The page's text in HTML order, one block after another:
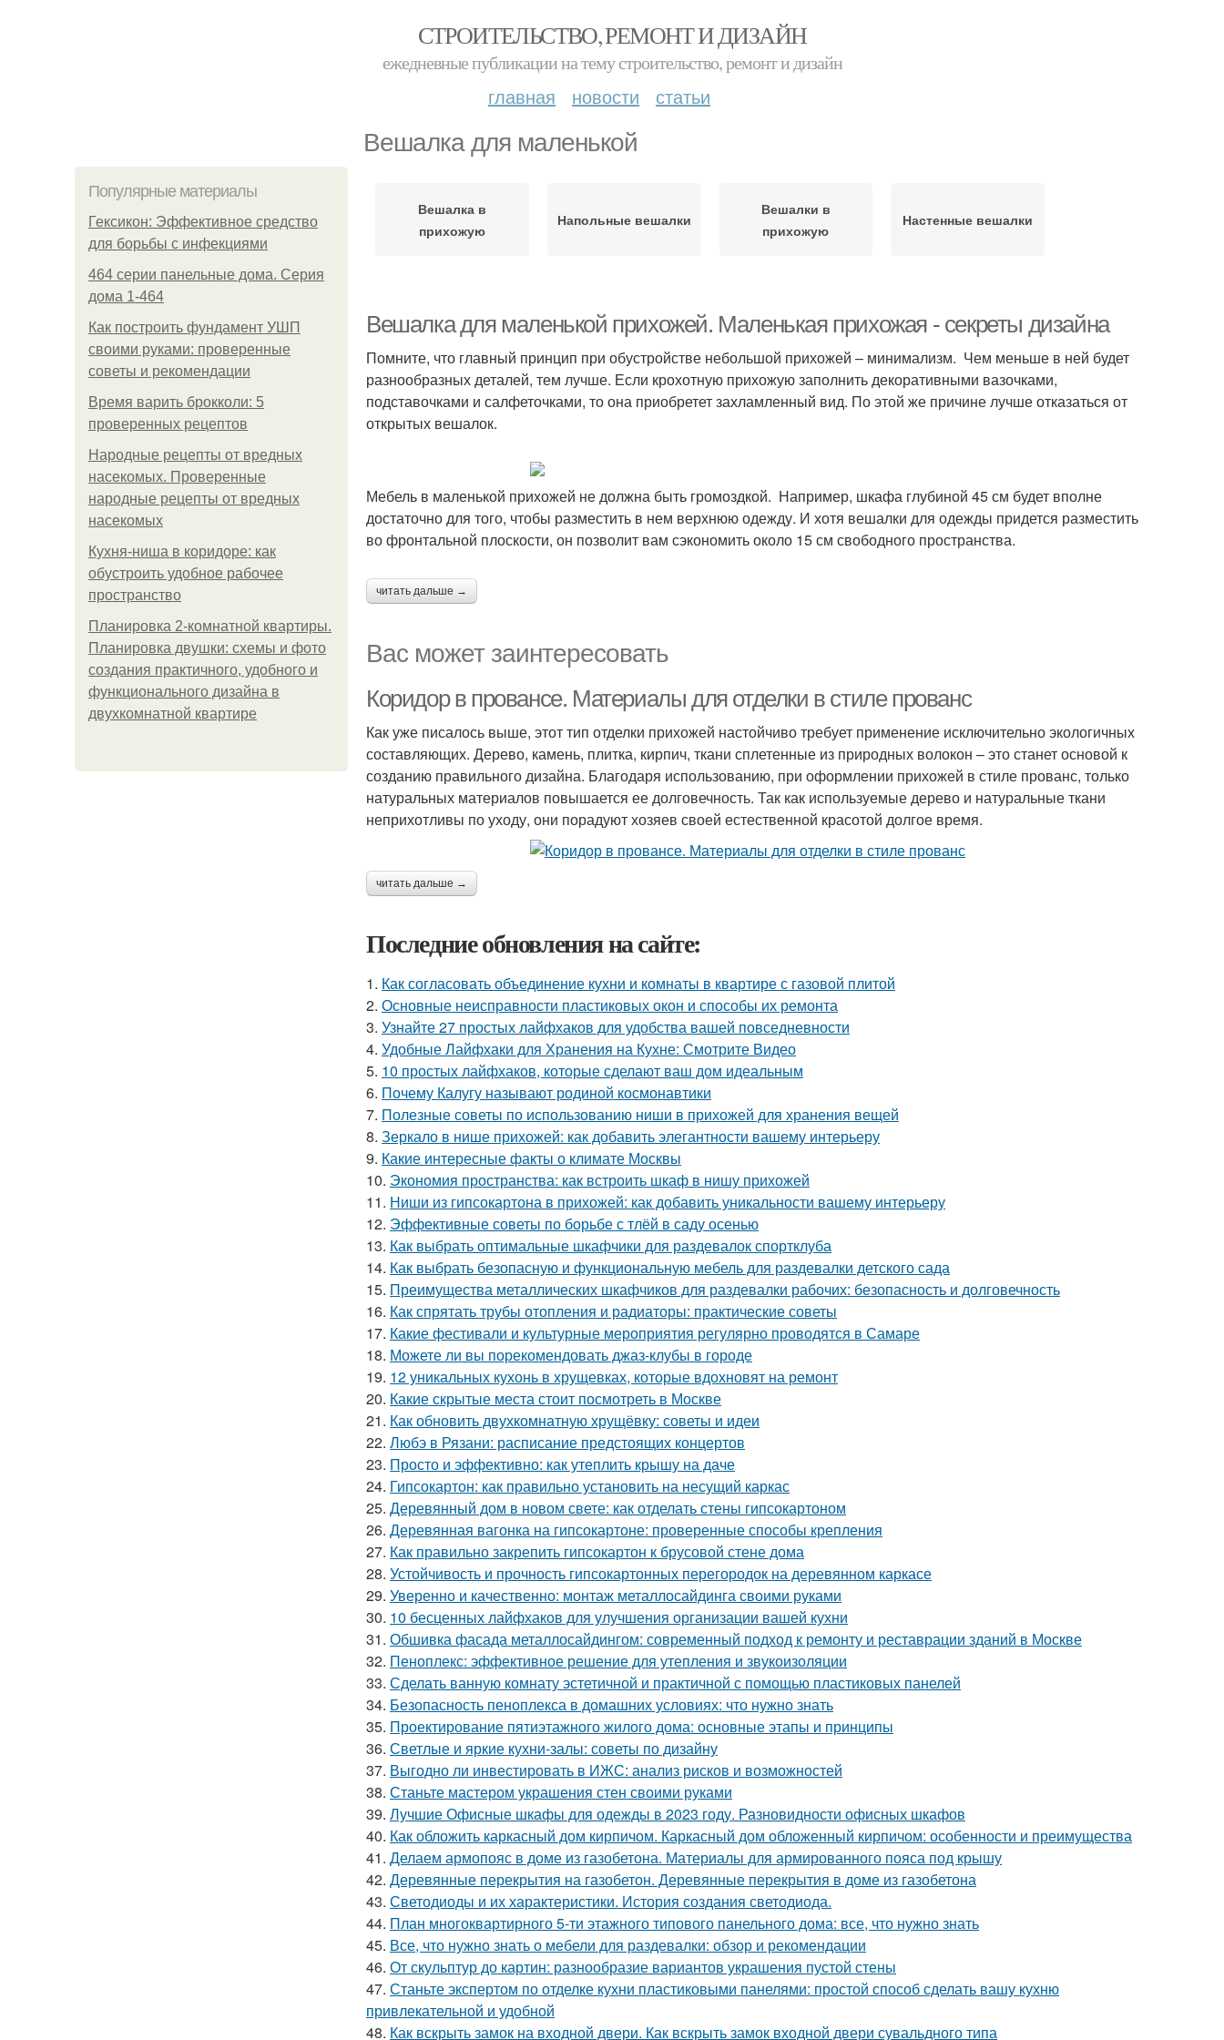
СТРОИТЕЛЬСТВО, РЕМОНТ И ДИЗАЙН
ежедневные публикации на тему строительство, ремонт и дизайн
главная новости статьи
Вешалка для маленькой
Популярные материалы
Гексикон: Эффективное средство
для борьбы с инфекциями
464 серии панельные дома. Серия
дома 1-464
Как построить фундамент УШП
своими руками: проверенные
советы и рекомендации
Время варить брокколи: 5
проверенных рецептов
Народные рецепты от вредных
насекомых. Проверенные
народные рецепты от вредных
насекомых
Кухня-ниша в коридоре: как
обустроить удобное рабочее
пространство
Планировка 2-комнатной квартиры.
Планировка двушки: схемы и фото
создания практичного, удобного и
функционального дизайна в
двухкомнатной квартире
Вешалка в
прихожую
Напольные вешалки
Вешалки в
прихожую
Настенные вешалки
Вешалка для маленькой прихожей. Маленькая прихожая - секреты дизайна
Помните, что главный принцип при обустройстве небольшой прихожей – минимализм. Чем меньше в ней будет
разнообразных деталей, тем лучше. Если крохотную прихожую заполнить декоративными вазочками,
подставочками и салфеточками, то она приобретет захламленный вид. По этой же причине лучше отказаться от
открытых вешалок.
Мебель в маленькой прихожей не должна быть громоздкой. Например, шкафа глубиной 45 см будет вполне
достаточно для того, чтобы разместить в нем верхнюю одежду. И хотя вешалки для одежды придется разместить
во фронтальной плоскости, он позволит вам сэкономить около 15 см свободного пространства.
читать дальше →
Вас может заинтересовать
Коридор в провансе. Материалы для отделки в стиле прованс
Как уже писалось выше, этот тип отделки прихожей настойчиво требует применение исключительно экологичных
составляющих. Дерево, камень, плитка, кирпич, ткани сплетенные из природных волокон – это станет основой к
созданию правильного дизайна. Благодаря использованию, при оформлении прихожей в стиле прованс, только
натуральных материалов повышается ее долговечность. Так как используемые дерево и натуральные ткани
неприхотливы по уходу, они порадуют хозяев своей естественной красотой долгое время.
читать дальше →
Последние обновления на сайте:
1. Как согласовать объединение кухни и комнаты в квартире с газовой плитой
2. Основные неисправности пластиковых окон и способы их ремонта
3. Узнайте 27 простых лайфхаков для удобства вашей повседневности
4. Удобные Лайфхаки для Хранения на Кухне: Смотрите Видео
5. 10 простых лайфхаков, которые сделают ваш дом идеальным
6. Почему Калугу называют родиной космонавтики
7. Полезные советы по использованию ниши в прихожей для хранения вещей
8. Зеркало в нише прихожей: как добавить элегантности вашему интерьеру
9. Какие интересные факты о климате Москвы
10. Экономия пространства: как встроить шкаф в нишу прихожей
11. Ниши из гипсокартона в прихожей: как добавить уникальности вашему интерьеру
12. Эффективные советы по борьбе с тлёй в саду осенью
13. Как выбрать оптимальные шкафчики для раздевалок спортклуба
14. Как выбрать безопасную и функциональную мебель для раздевалки детского сада
15. Преимущества металлических шкафчиков для раздевалки рабочих: безопасность и долговечность
16. Как спрятать трубы отопления и радиаторы: практические советы
17. Какие фестивали и культурные мероприятия регулярно проводятся в Самаре
18. Можете ли вы порекомендовать джаз-клубы в городе
19. 12 уникальных кухонь в хрущевках, которые вдохновят на ремонт
20. Какие скрытые места стоит посмотреть в Москве
21. Как обновить двухкомнатную хрущёвку: советы и идеи
22. Любэ в Рязани: расписание предстоящих концертов
23. Просто и эффективно: как утеплить крышу на даче
24. Гипсокартон: как правильно установить на несущий каркас
25. Деревянный дом в новом свете: как отделать стены гипсокартоном
26. Деревянная вагонка на гипсокартоне: проверенные способы крепления
27. Как правильно закрепить гипсокартон к брусовой стене дома
28. Устойчивость и прочность гипсокартонных перегородок на деревянном каркасе
29. Уверенно и качественно: монтаж металлосайдинга своими руками
30. 10 бесценных лайфхаков для улучшения организации вашей кухни
31. Обшивка фасада металлосайдингом: современный подход к ремонту и реставрации зданий в Москве
32. Пеноплекс: эффективное решение для утепления и звукоизоляции
33. Сделать ванную комнату эстетичной и практичной с помощью пластиковых панелей
34. Безопасность пеноплекса в домашних условиях: что нужно знать
35. Проектирование пятиэтажного жилого дома: основные этапы и принципы
36. Светлые и яркие кухни-залы: советы по дизайну
37. Выгодно ли инвестировать в ИЖС: анализ рисков и возможностей
38. Станьте мастером украшения стен своими руками
39. Лучшие Офисные шкафы для одежды в 2023 году. Разновидности офисных шкафов
40. Как обложить каркасный дом кирпичом. Каркасный дом обложенный кирпичом: особенности и преимущества
41. Делаем армопояс в доме из газобетона. Материалы для армированного пояса под крышу
42. Деревянные перекрытия на газобетон. Деревянные перекрытия в доме из газобетона
43. Светодиоды и их характеристики. История создания светодиода.
44. План многоквартирного 5-ти этажного типового панельного дома: все, что нужно знать
45. Все, что нужно знать о мебели для раздевалки: обзор и рекомендации
46. От скульптур до картин: разнообразие вариантов украшения пустой стены
47. Станьте экспертом по отделке кухни пластиковыми панелями: простой способ сделать вашу кухню
привлекательной и удобной
48. Как вскрыть замок на входной двери. Как вскрыть замок входной двери сувальдного типа